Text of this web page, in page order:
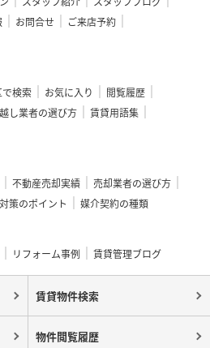
お問合せ
ご来店予約
検索 お気に入り
閲覧履歴
し業者の選び方
賃貸用語集
不動産売却実績
売却業者の選び方
策のポイント 媒介契約の種類
リフォーム事例 賃貸管理ブログ
賃貸物件検索
物件閲覧履歴